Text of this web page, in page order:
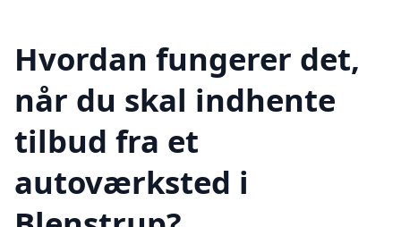
Hvordan fungerer det,
når du skal indhente
tilbud fra et
autoværksted i